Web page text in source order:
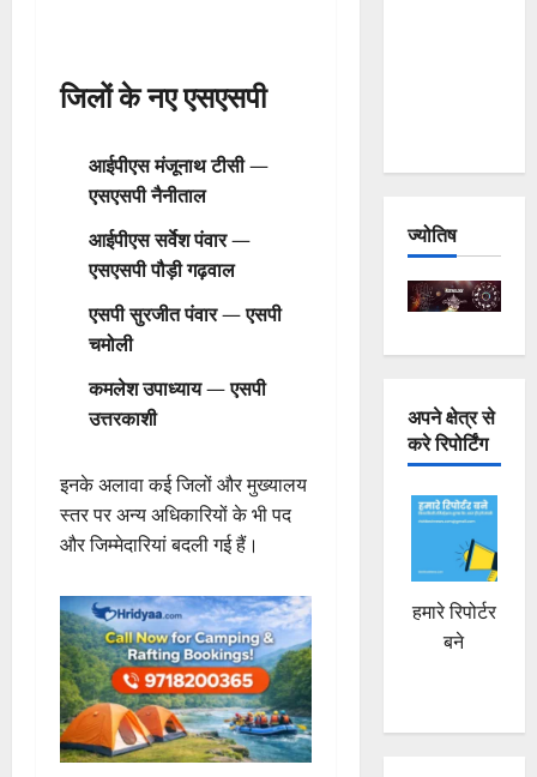
जिलों के नए एसएसपी
आईपीएस मंजूनाथ टीसी—
एसएसपी नैनीताल
आईपीएस सर्वेश पंवार—
एसएसपी पौड़ी गढ़वाल
एसपी सुरजीत पंवार—एसपी
चमोली
कमलेश उपाध्याय—एसपी
उत्तरकाशी
इनके अलावा कई जिलों और मुख्यालय
स्तर पर अन्य अधिकारियों के भी पद
और जिम्मेदारियां बदली गई हैं।
ज्योतिष
अपने क्षेत्र से
करे रिपोर्टिंग
हमारे रिपोर्टर
बने